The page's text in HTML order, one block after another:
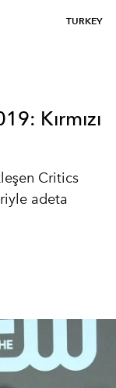
TURKEY
Kırmızı
Critics
adeta